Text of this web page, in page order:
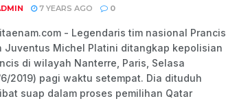
7 YEARS AGO 0
- Legendaris tim nasional Prancis
Juventus Michel Platini ditangkap kepolisian
di wilayah Nanterre, Paris, Selasa
6/2019) pagi waktu setempat. Dia dituduh
suap dalam proses pemilihan Qatar